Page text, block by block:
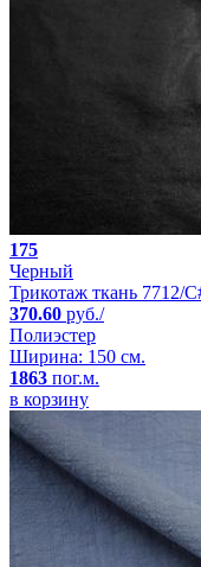
175
Черный
Трикотаж ткань 7712/
370.60 руб./
Полиэстер
Ширина: 150 см.
1863 пог.м.
в корзину